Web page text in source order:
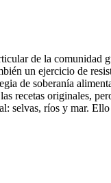
de la comunidad
un ejercicio de
de soberanía
recetas originales,
selvas, ríos y mar.